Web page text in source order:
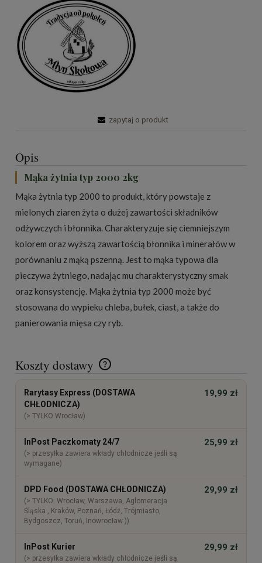
zapytaj o produkt
Opis
Mąka żytnia typ 2000 2kg
Mąka żytnia typ 2000 to produkt, który powstaje z
mielonych ziaren żyta o dużej zawartości składników
odżywczych i błonnika. Charakteryzuje się ciemniejszym
kolorem oraz wyższą zawartością błonnika i minerałów w
porównaniu z mąką pszenną. Jest to mąka typowa dla
pieczywa żytniego, nadając mu charakterystyczny smak
oraz konsystencję. Mąka żytnia typ 2000 może być
stosowana do wypieku chleba, bułek, ciast, a także do
panierowania mięsa czy ryb.
Koszty dostawy
Cena nie zawiera ewentualnych kosztów płatności
Rarytasy Express (DOSTAWA
CHŁODNICZA)
(> TYLKO Wrocław)
19,99 zł
InPost Paczkomaty 24/7
(> przesyłka zawiera wkłady chłodnicze jeśli są
wymagane)
25,99 zł
DPD Food (DOSTAWA CHŁODNICZA)
(> TYLKO: Wrocław, Warszawa, Aglomeracja
Śląska , Kraków, Poznań, Łódź, Trójmiasto,
Bydgoszcz, Toruń, Inowrocław ))
29,99 zł
InPost Kurier
(> przesyłka zawiera wkłady chłodnicze jeśli są
29,99 zł